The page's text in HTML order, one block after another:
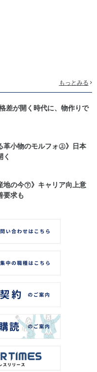
もっとみる
差が開く時代に、物作りで
革小物のモルフォ㊤》日本
く
地の今㊦》キャリア向上意
要求も